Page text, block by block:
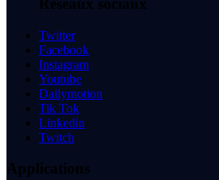
Réseaux sociaux
Twitter
Facebook
Instagram
Youtube
Dailymotion
Tik Tok
Linkedin
Twitch
Applications